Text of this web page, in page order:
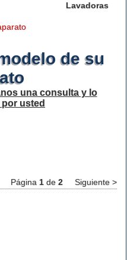
Lavadoras
de su
una consulta y lo
usted
Página 1 de 2 Siguiente >